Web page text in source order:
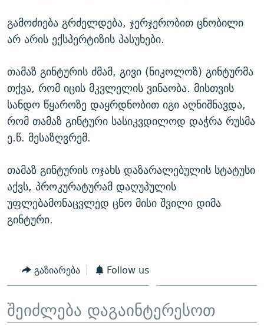
გამოძიება გრძელდება, ჯერჯერობით ცნობილი
არ არის ექსპერტიზის პასუხები.
თამაზ გინტურის ძმამ, გივი (ნიკოლოზ) გინტურმა
თქვა, რომ იცის მკვლელის ვინაობა. მისთვის
სანდო წყაროზე დაყრდნობით იგი აღნიშნავდა,
რომ თამაზ გინტური სასიკვდილოდ დაჭრა რუსმა
ე.წ. მესაზღვრემ.
თამაზ გინტურის ოჯახს დაზარალებულის სტატუსი
აქვს, პროკურატურამ დაღუპულის
უფლებამონაცვლედ ცნო მისი შვილი დიმა
გინტური.
გაზიარება Follow us
შეიძლება დაგაინტერესოთ